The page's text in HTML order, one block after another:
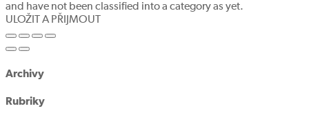
and have not been classified into a category as yet.
ULOŽIT A PŘIJMOUT
Archivy
Rubriky